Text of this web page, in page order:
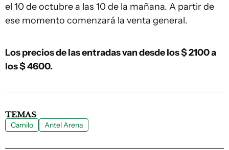
el 10 de octubre a las 10 de la mañana. A partir de
ese momento comenzará la venta general.
Los precios de las entradas van desde los $ 2100 a
los $ 4600.
TEMAS
Camilo Antel Arena